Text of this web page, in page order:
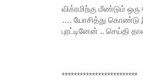
விக்ரமிற்கு மீண்டும்
…. யோசித்து கொண்டு
புரட்டினேன் .. செய்தி
*************************